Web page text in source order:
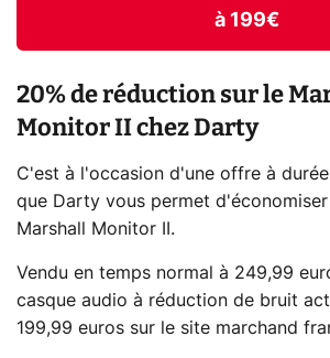
à 199€
20% de réduction sur le
Monitor II chez Darty
C'est à l'occasion d'une offre à
que Darty vous permet
Marshall Monitor II.
Vendu en temps normal à 249,99
casque audio à réduction de bruit
199,99 euros sur le site marchand